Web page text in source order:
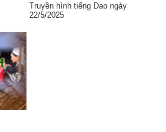
Truyền hình tiếng Dao ngày
22/5/2025